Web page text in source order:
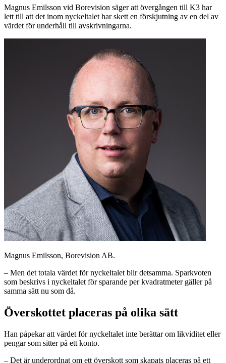
Magnus Emilsson vid Borevision säger att övergången till K3 har
lett till att det inom nyckeltalet har skett en förskjutning av en del av
värdet för underhåll till avskrivningarna.
Magnus Emilsson, Borevision AB.
– Men det totala värdet för nyckeltalet blir detsamma. Sparkvoten
som beskrivs i nyckeltalet för sparande per kvadratmeter gäller på
samma sätt nu som då.
Överskottet placeras på olika sätt
Han påpekar att värdet för nyckeltalet inte berättar om likviditet eller
pengar som sitter på ett konto.
– Det är underordnat om ett överskott som skapats placeras på ett